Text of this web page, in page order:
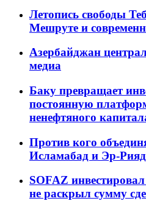
Летопись свободы
Мешруте и
Азербайджан
медиа
Баку превращает
постоянную
ненефтяного
Против кого
Исламабад и Эр-
SOFAZ
не раскрыл сумму